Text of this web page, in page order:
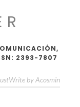
2393-7807
by Acosmin